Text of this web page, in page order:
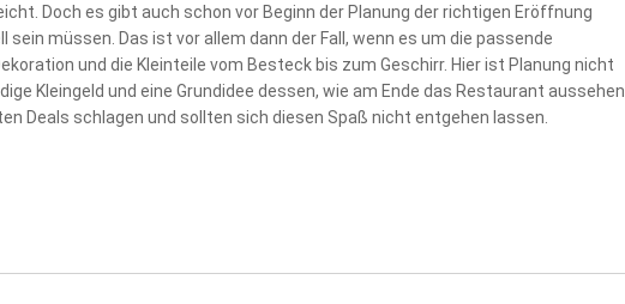
Doch es gibt auch schon vor Beginn der Planung der richtigen Eröffnung
sein müssen. Das ist vor allem dann der Fall, wenn es um die passende
und die Kleinteile vom Besteck bis zum Geschirr. Hier ist Planung nicht
Kleingeld und eine Grundidee dessen, wie am Ende das Restaurant aussehen
Deals schlagen und sollten sich diesen Spaß nicht entgehen lassen.